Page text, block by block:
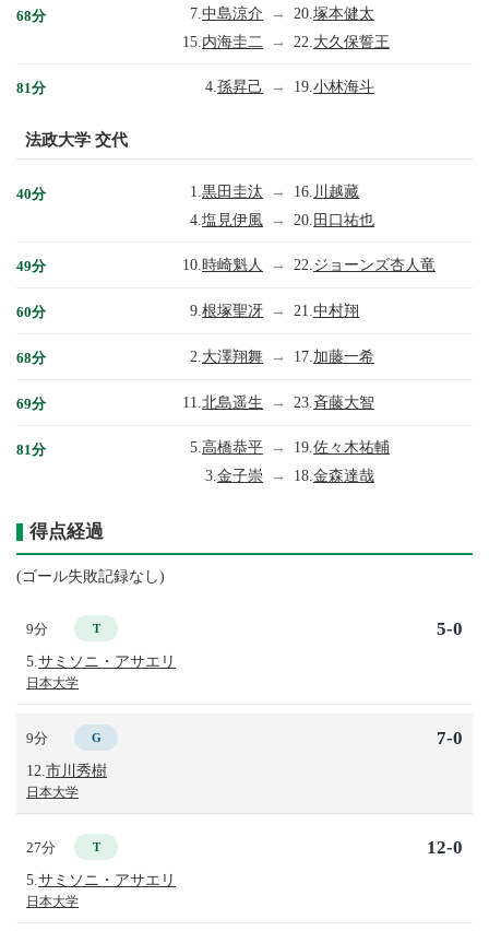
68分 7. 中島涼介 → 20. 塚本健太
15. 内海圭二 → 22. 大久保誓王
81分 4. 孫昇己 → 19. 小林海斗
法政大学 交代
40分 1. 黒田圭汰 → 16. 川越藏
4. 塩見伊風 → 20. 田口祐也
49分 10. 時崎魁人 → 22. ジョーンズ杏人竜
60分 9. 根塚聖冴 → 21. 中村翔
68分 2. 大澤翔舞 → 17. 加藤一希
69分 11. 北島遥生 → 23. 斉藤大智
81分 5. 高橋恭平 → 19. 佐々木祐輔
3. 金子崇 → 18. 金森達哉
得点経過
(ゴール失敗記録なし)
9分 T
5. サミソニ・アサエリ
日本大学
5-0
9分 G
12. 市川秀樹
日本大学
7-0
27分 T
5. サミソニ・アサエリ
日本大学
12-0